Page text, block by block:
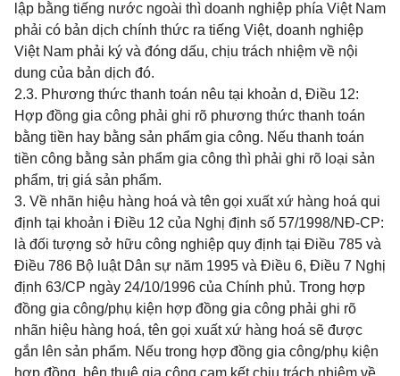
lập bằng tiếng nước ngoài thì doanh nghiệp phía Việt Nam
phải có bản dịch chính thức ra tiếng Việt, doanh nghiệp
Việt Nam phải ký và đóng dấu, chịu trách nhiệm về nội
dung của bản dịch đó.
2.3. Phương thức thanh toán nêu tại khoản d, Điều 12:
Hợp đồng gia công phải ghi rõ phương thức thanh toán
bằng tiền hay bằng sản phẩm gia công. Nếu thanh toán
tiền công bằng sản phẩm gia công thì phải ghi rõ loại sản
phẩm, trị giá sản phẩm.
3. Về nhãn hiệu hàng hoá và tên gọi xuất xứ hàng hoá qui
định tại khoản i Điều 12 của Nghị định số 57/1998/NĐ-CP:
là đối tượng sở hữu công nghiệp quy định tại Điều 785 và
Điều 786 Bộ luật Dân sự năm 1995 và Điều 6, Điều 7 Nghị
định 63/CP ngày 24/10/1996 của Chính phủ. Trong hợp
đồng gia công/phụ kiện hợp đồng gia công phải ghi rõ
nhãn hiệu hàng hoá, tên gọi xuất xứ hàng hoá sẽ được
gắn lên sản phẩm. Nếu trong hợp đồng gia công/phụ kiện